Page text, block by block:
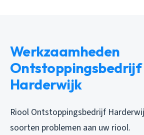
Werkzaamheden
Ontstoppingsbedrijf
Harderwijk
Riool Ontstoppingsbedrijf
soorten problemen aan uw riool.